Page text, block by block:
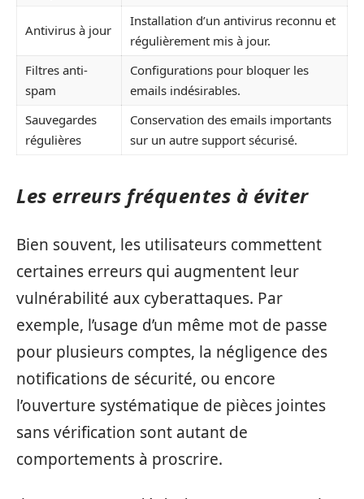
Antivirus à jour
Installation d’un antivirus reconnu et
régulièrement mis à jour.
Filtres anti-
spam
Configurations pour bloquer les
emails indésirables.
Sauvegardes
régulières
Conservation des emails importants
sur un autre support sécurisé.
Les erreurs fréquentes à éviter
Bien souvent, les utilisateurs commettent
certaines erreurs qui augmentent leur
vulnérabilité aux cyberattaques. Par
exemple, l’usage d’un même mot de passe
pour plusieurs comptes, la négligence des
notifications de sécurité, ou encore
l’ouverture systématique de pièces jointes
sans vérification sont autant de
comportements à proscrire.